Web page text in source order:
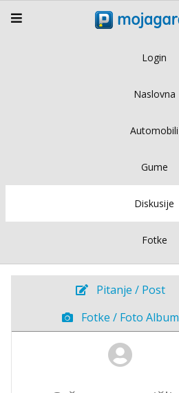
Login
Naslovna
Automobili
Gume
Diskusije
Fotke
Pitanje / Post
Fotke / Foto Album